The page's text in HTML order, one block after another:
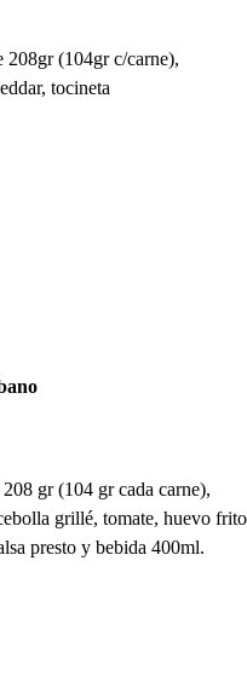
208gr (104gr c/carne),
tocineta
gr (104 gr cada carne),
grillé, tomate, huevo frito
presto y bebida 400ml.